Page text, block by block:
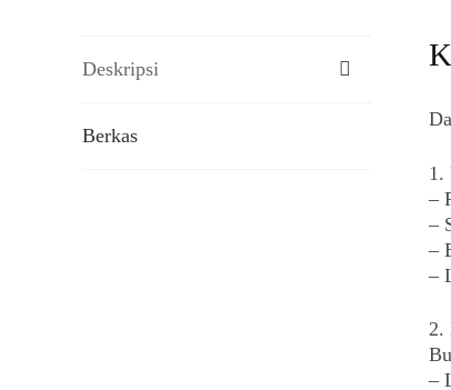
Deskripsi
Berkas
1.
–
–
–
–
2.
–